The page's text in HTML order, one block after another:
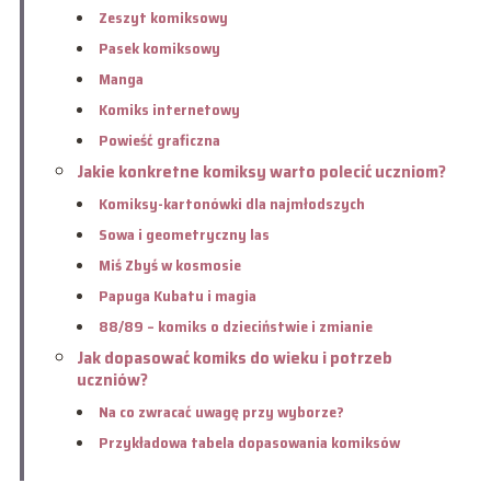
Zeszyt komiksowy
Pasek komiksowy
Manga
Komiks internetowy
Powieść graficzna
Jakie konkretne komiksy warto polecić uczniom?
Komiksy-kartonówki dla najmłodszych
Sowa i geometryczny las
Miś Zbyś w kosmosie
Papuga Kubatu i magia
88/89 – komiks o dzieciństwie i zmianie
Jak dopasować komiks do wieku i potrzeb
uczniów?
Na co zwracać uwagę przy wyborze?
Przykładowa tabela dopasowania komiksów